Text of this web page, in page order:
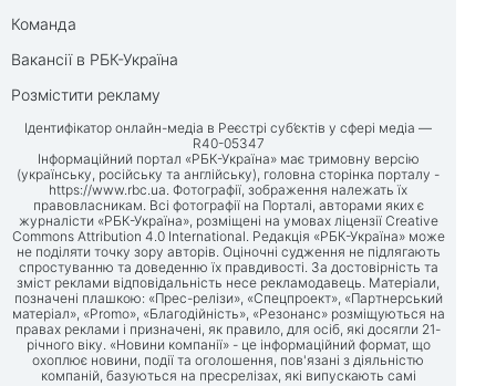
Команда
Вакансії в РБК-Україна
Розмістити рекламу
Ідентифікатор онлайн-медіа в Реєстрі суб’єктів у сфері медіа —
R40-05347
Інформаційний портал «РБК-Україна» має тримовну версію
(українську, російську та англійську), головна сторінка порталу -
https://www.rbc.ua. Фотографії, зображення належать їх
правовласникам. Всі фотографії на Порталі, авторами яких є
журналісти «РБК-Україна», розміщені на умовах ліцензії Creative
Commons Attribution 4.0 International. Редакція «РБК-Україна» може
не поділяти точку зору авторів. Оціночні судження не підлягають
спростуванню та доведенню їх правдивості. За достовірність та
зміст реклами відповідальність несе рекламодавець. Матеріали,
позначені плашкою: «Прес-релізи», «Спецпроект», «Партнерський
матеріал», «Promo», «Благодійність», «Резонанс» розміщуються на
правах реклами і призначені, як правило, для осіб, які досягли 21-
річного віку. «Новини компанії» - це інформаційний формат, що
охоплює новини, події та оголошення, пов'язані з діяльністю
компаній, базуються на пресрелізах, які випускають самі